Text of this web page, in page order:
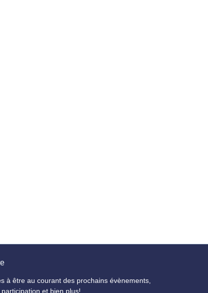
à être au courant des prochains évènements,
et bien plus!